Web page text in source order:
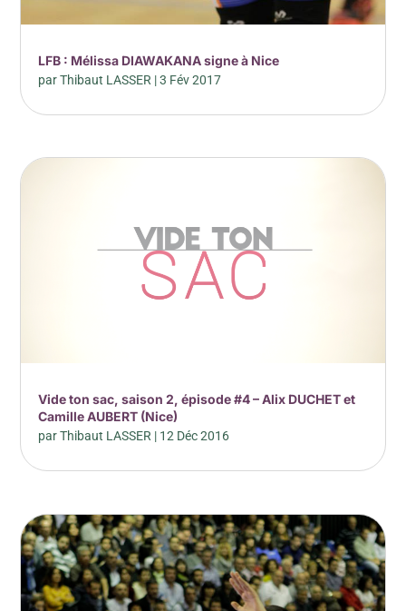
LFB : Mélissa DIAWAKANA signe à Nice
parThibaut LASSER |3 Fév 2017
Vide ton sac, saison 2, épisode #4 – Alix DUCHET et
Camille AUBERT (Nice)
parThibaut LASSER | 12 Déc 2016